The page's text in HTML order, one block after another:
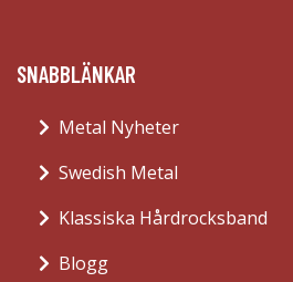
SNABBLÄNKAR
Metal Nyheter
Swedish Metal
Klassiska Hårdrocksband
Blogg